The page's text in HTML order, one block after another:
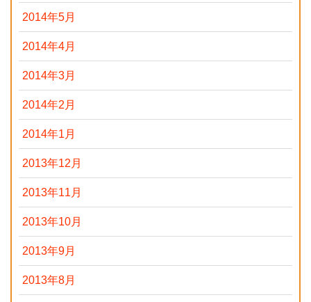
2014年5月
2014年4月
2014年3月
2014年2月
2014年1月
2013年12月
2013年11月
2013年10月
2013年9月
2013年8月